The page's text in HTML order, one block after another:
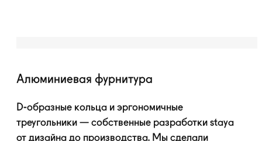
Алюминиевая фурнитура
D-образные кольца и эргономичные
треугольники — собственные разработки staya
от дизайна до производства. Мы сделали